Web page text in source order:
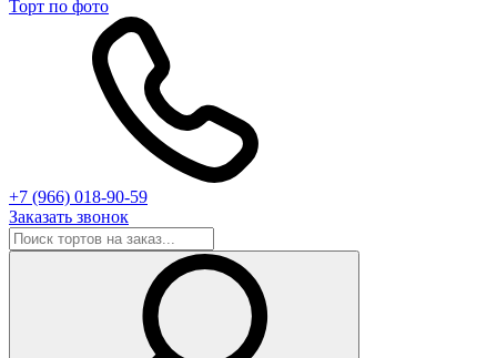
Торт по фото
+7 (966) 018-90-59
Заказать звонок